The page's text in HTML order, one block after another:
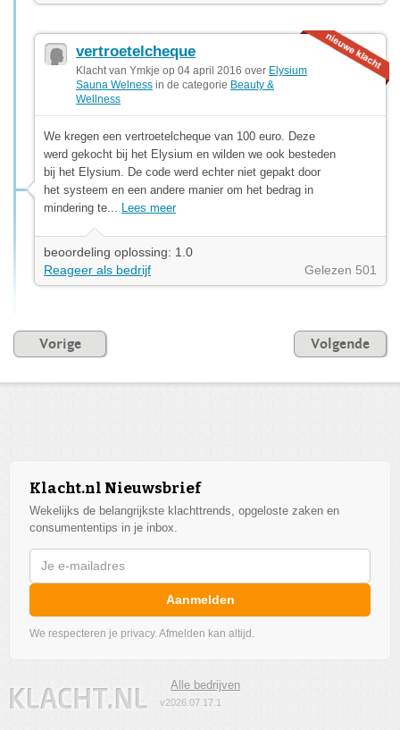
vertroetelcheque
Klacht van Ymkje op 04 april 2016 over Elysium
Sauna Welness in de categorie Beauty &
Wellness
We kregen een vertroetelcheque van 100 euro. Deze
werd gekocht bij het Elysium en wilden we ook besteden
bij het Elysium. De code werd echter niet gepakt door
het systeem en een andere manier om het bedrag in
mindering te... Lees meer
beoordeling oplossing: 1.0
Reageer als bedrijf
Gelezen 501
Vorige Volgende
Klacht.nl Nieuwsbrief
Wekelijks de belangrijkste klachttrends, opgeloste zaken en
consumententips in je inbox.
Aanmelden
We respecteren je privacy. Afmelden kan altijd.
Alle bedrijven
v2026.07.17.1